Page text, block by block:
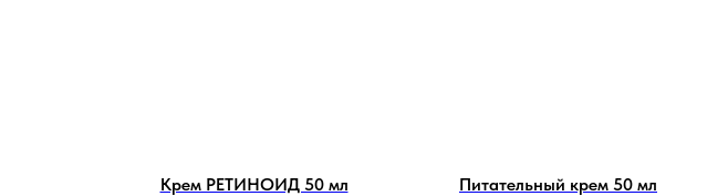
Крем РЕТИНОИД 50 мл
Питательный крем 50 мл